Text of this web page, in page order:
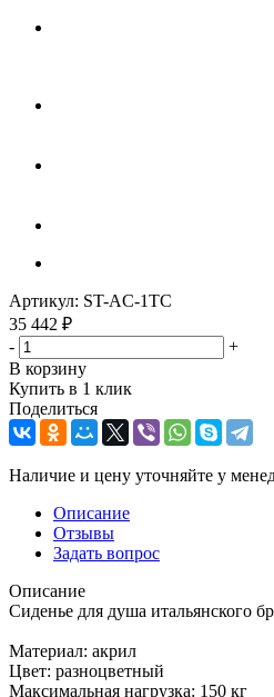
Артикул: ST-AC-1TС
35 442 ₽
-
+
В корзину
Купить в 1 клик
Поделиться
Наличие и цену уточняйте у
Описание
Отзывы
Задать вопрос
Описание
Сиденье для душа итальянского
Материал: акрил
Цвет: разноцветный
Максимальная нагрузка: 150 кг